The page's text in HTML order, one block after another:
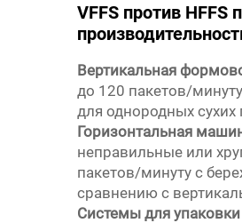
VFFS против
Вертикальная
до 120 пакетов/
для однородных сухих
Горизонтальная
неправильные или
пакетов/минуту с
сравнению с
Системы для